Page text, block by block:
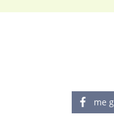
me